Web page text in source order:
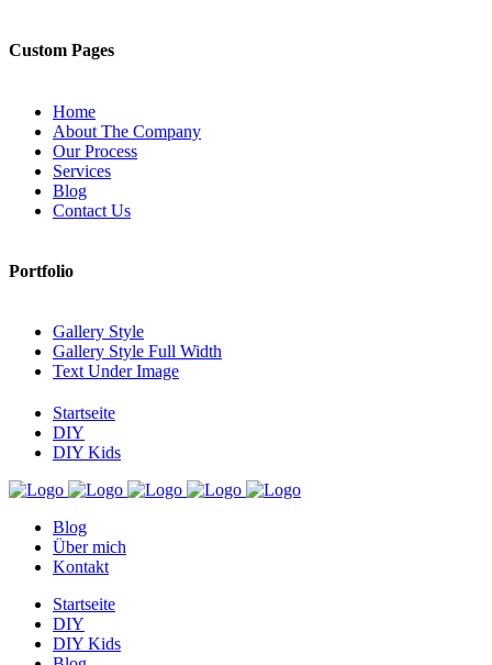
Custom Pages
Home
About The Company
Our Process
Services
Blog
Contact Us
Portfolio
Gallery Style
Gallery Style Full Width
Text Under Image
Startseite
DIY
DIY Kids
Blog
Über mich
Kontakt
Startseite
DIY
DIY Kids